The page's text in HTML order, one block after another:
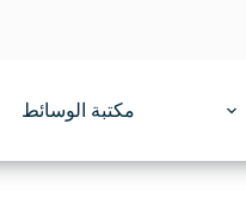
مكتبة الوسائط